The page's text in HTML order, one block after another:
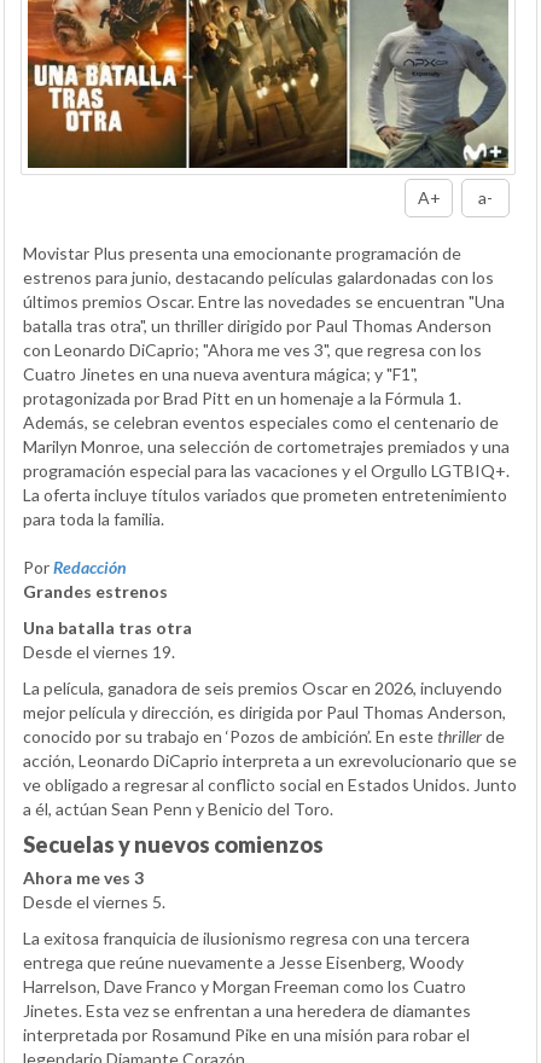
A+ a-
Movistar Plus presenta una emocionante programación de
estrenos para junio, destacando películas galardonadas con los
últimos premios Oscar. Entre las novedades se encuentran "Una
batalla tras otra", un thriller dirigido por Paul Thomas Anderson
con Leonardo DiCaprio; "Ahora me ves 3", que regresa con los
Cuatro Jinetes en una nueva aventura mágica; y "F1",
protagonizada por Brad Pitt en un homenaje a la Fórmula 1.
Además, se celebran eventos especiales como el centenario de
Marilyn Monroe, una selección de cortometrajes premiados y una
programación especial para las vacaciones y el Orgullo LGTBIQ+.
La oferta incluye títulos variados que prometen entretenimiento
para toda la familia.
PorRedacción
Grandes estrenos
Una batalla tras otra
Desde el viernes 19.
La película, ganadora de seis premios Oscar en 2026, incluyendo
mejor película y dirección, es dirigida por Paul Thomas Anderson,
conocido por su trabajo en ‘Pozos de ambición’. En estethrillerde
acción, Leonardo DiCaprio interpreta a un exrevolucionario que se
ve obligado a regresar al conflicto social en Estados Unidos. Junto
a él, actúan Sean Penn y Benicio del Toro.
Secuelas y nuevos comienzos
Ahora me ves 3
Desde el viernes 5.
La exitosa franquicia de ilusionismo regresa con una tercera
entrega que reúne nuevamente a Jesse Eisenberg, Woody
Harrelson, Dave Franco y Morgan Freeman como los Cuatro
Jinetes. Esta vez se enfrentan a una heredera de diamantes
interpretada por Rosamund Pike en una misión para robar el
legendario Diamante Corazón.